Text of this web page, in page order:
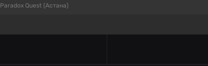
Paradox Quest (Астана)